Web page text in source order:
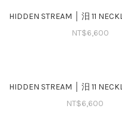
HIDDEN STREAM │ 汨 11
NT$6,600
HIDDEN STREAM │ 汨 11
NT$6,600